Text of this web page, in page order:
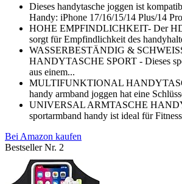
Dieses handytasche joggen ist
Handy: iPhone 17/16/15/14 Plus/14
HOHE EMPFINDLICHKEIT- Der
sorgt für Empfindlichkeit des
WASSERBESTÄNDIG &
HANDYTASCHE SPORT - Dieses
aus einem...
MULTIFUNKTIONAL
handy armband joggen hat eine
UNIVERSAL ARMTASCHE
sportarmband handy ist ideal für
Bei Amazon kaufen
Bestseller Nr. 2